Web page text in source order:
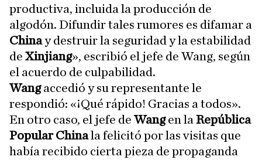
productiva, incluida la producción de
algodón. Difundir tales rumores es difamar a
Chinay destruir la seguridad y la estabilidad
de Xinjiang», escribió el jefe de Wang, según
el acuerdo de culpabilidad.
Wangaccedió y su representante le
respondió: «¡Qué rápido! Gracias a todos».
En otro caso, el jefe de Wangen la República
Popular Chinala felicitó por las visitas que
había recibido cierta pieza de propaganda